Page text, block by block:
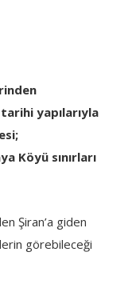
yapılarıyla
Köyü sınırları
Şiran’a giden
görebileceği